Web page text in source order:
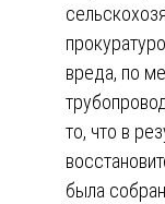
вреда, по
то, что в
была